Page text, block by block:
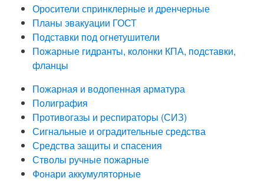
Оросители спринклерные и дренчерные
Планы эвакуации ГОСТ
Подставки под огнетушители
Пожарные гидранты, колонки КПА, подставки,
фланцы
Пожарная и водопенная арматура
Полиграфия
Противогазы и респираторы (СИЗ)
Сигнальные и оградительные средства
Средства защиты и спасения
Стволы ручные пожарные
Фонари аккумуляторные